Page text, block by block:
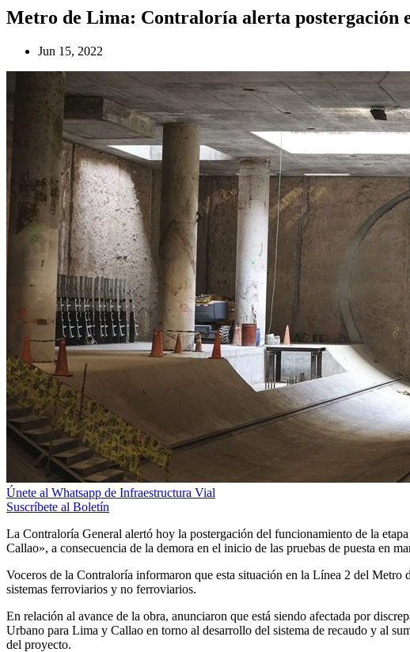
Metro de Lima: Contraloría alerta postergación
Jun 15, 2022
Únete al Whatsapp de Infraestructura Vial
Suscríbete al Boletín
La Contraloría General alertó hoy la postergación del funcionamiento de la
Callao», a consecuencia de la demora en el inicio de las pruebas de puesta en
Voceros de la Contraloría informaron que esta situación en la Línea 2 del Metro
sistemas ferroviarios y no ferroviarios.
En relación al avance de la obra, anunciaron que está siendo afectada por
Urbano para Lima y Callao en torno al desarrollo del sistema de recaudo y al
del proyecto.